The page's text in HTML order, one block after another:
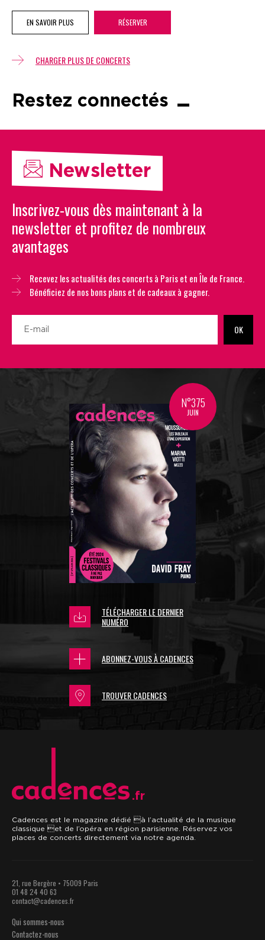
EN SAVOIR PLUS RÉSERVER
CHARGER PLUS DE CONCERTS
Restez connectés
Newsletter
Inscrivez-vous dès maintenant à la
newsletter et profitez de nombreux
avantages
Recevez les actualités des concerts à Paris et en Île de France.
Bénéficiez de nos bons plans et de cadeaux à gagner.
OK
N°375
JUIN
TÉLÉCHARGER LE DERNIER
NUMÉRO
ABONNEZ-VOUS À CADENCES
TROUVER CADENCES
.fr
Cadences est le magazine dédié à l’actualité de la musique
classique et de l’opéra en région parisienne. Réservez vos
places de concerts directement via notre agenda.
21, rue Bergère • 75009 Paris
01 48 24 40 63
contact@cadences.fr
Qui sommes-nous
Contactez-nous